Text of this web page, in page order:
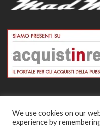
©
We use cookies on our
experience by